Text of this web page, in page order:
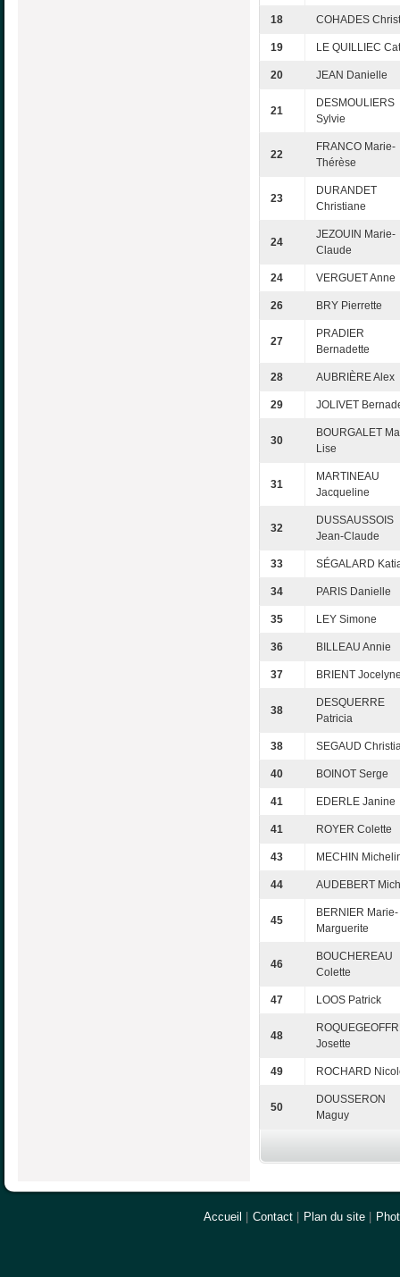
18 COHADES
19 LE QUILLIEC
20 JEAN Danielle
21
DESMOULIERS
Sylvie
22
FRANCO Marie-
Thérèse
23
DURANDET
Christiane
24
JEZOUIN Marie-
Claude
24 VERGUET Anne
26 BRY Pierrette
27
PRADIER
Bernadette
28 AUBRIÈRE Alex
29 JOLIVET
30
BOURGALET
Lise
31
MARTINEAU
Jacqueline
32
DUSSAUSSOIS
Jean-Claude
33 SÉGALARD
34 PARIS Danielle
35 LEY Simone
36 BILLEAU Annie
37 BRIENT
38
DESQUERRE
Patricia
38 SEGAUD
40 BOINOT Serge
41 EDERLE Janine
41 ROYER Colette
43 MECHIN
44 AUDEBERT
45
BERNIER Marie-
Marguerite
46
BOUCHEREAU
Colette
47 LOOS Patrick
48
Josette
49 ROCHARD
50
DOUSSERON
Maguy
Accueil Contact Plan du site